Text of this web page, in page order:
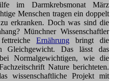
im Darmkrebsmonat März
Menschen tragen ein doppelt
erkranken. Doch was sind die
Münchner Wissenschaftler
Ernährung bringt die
Gleichgewicht. Das lässt das
Normalgewichtigen, wie die
Nature berichteten.
wissenschaftliche Projekt mit